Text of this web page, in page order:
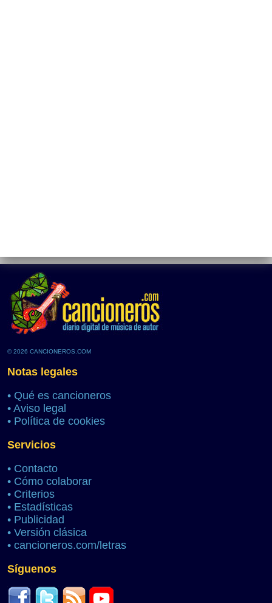
© 2026 CANCIONEROS.COM
Notas legales
• Qué es cancioneros
• Aviso legal
• Política de cookies
Servicios
• Contacto
• Cómo colaborar
• Criterios
• Estadísticas
• Publicidad
• Versión clásica
• cancioneros.com/letras
Síguenos